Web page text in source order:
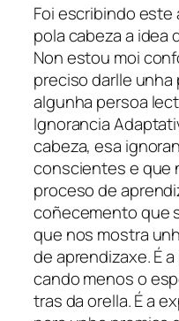
Foi escribindo
pola cabeza a idea
Non estou moi
preciso darlle
algunha persoa
Ignorancia
cabeza, esa
conscientes e que
proceso de
coñecemento que
que nos mostra
de aprendizaxe. É
cando menos o
tras da orella. É a